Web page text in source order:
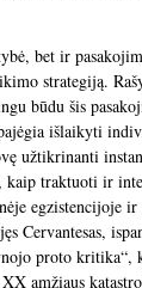
bet ir
strategiją.
būdu šis
išlaikyti
užtikrinanti
kaip traktuoti ir
egzistencijoje
Cervantesas,
proto
amžiaus